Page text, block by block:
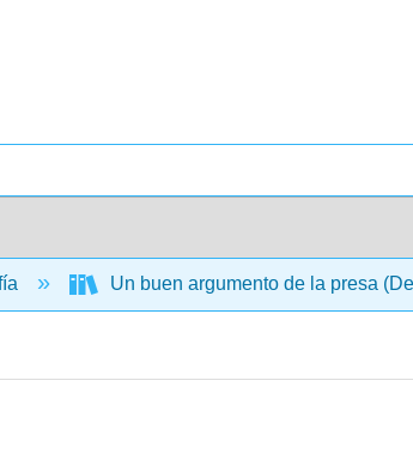
Un buen argumento de la presa